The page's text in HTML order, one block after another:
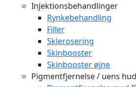
Injektionsbehandlinger
Rynkebehandling
Filler
Sklerosering
Skinbooster
Skinbooster øjne
Pigmentfjernelse / uens